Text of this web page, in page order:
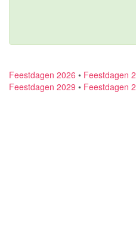
Feestdagen 2026 • Feestdagen
Feestdagen 2029 • Feestdagen